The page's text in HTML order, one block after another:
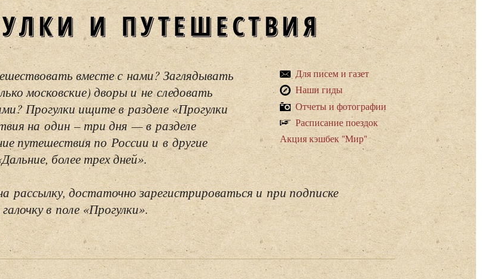
И ПУТЕШЕСТВИЯ
Для писем и газет
Наши гиды
Отчеты и фотографии
Расписание поездок
Акция кэшбек "Мир"
вместе с нами? Заглядывать
московские) дворы и не следовать
Прогулки ищите в разделе «Прогулки
на один – три дня — в разделе
путешествия по России и в другие
более трех дней».
рассылку, достаточно зарегистрироваться и при подписке
в поле «Прогулки».